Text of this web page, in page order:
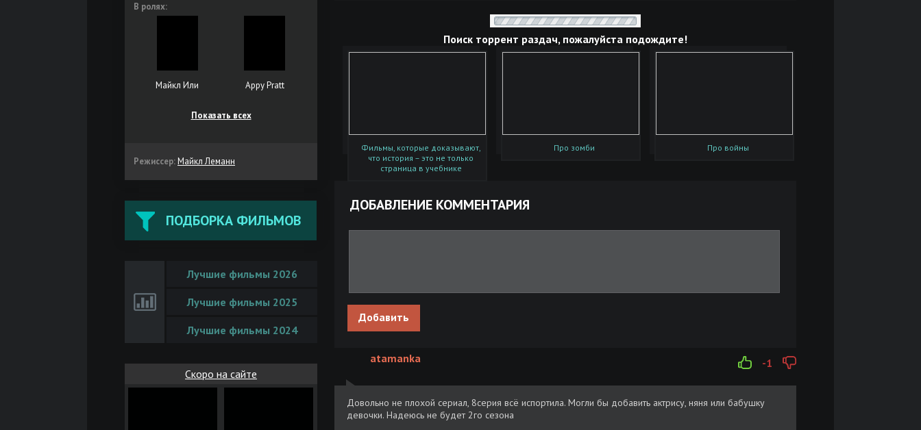
В ролях:
Майкл Или Appy Pratt
Показать всех
Режиссер:Майкл Леманн
ПОДБОРКА ФИЛЬМОВ
Лучшие фильмы 2026
Лучшие фильмы 2025
Лучшие фильмы 2024
Скоро на сайте
Поиск торрент раздач, пожалуйста подождите!
Фильмы, которые доказывают,
что история – это не только
страница в учебнике
Про зомби Про войны
ДОБАВЛЕНИЕ КОММЕНТАРИЯ
Добавить
-1
atamanka
Довольно не плохой сериал, 8серия всё испортила. Могли бы добавить актрису, няня или бабушку
девочки. Надеюсь не будет 2го сезона